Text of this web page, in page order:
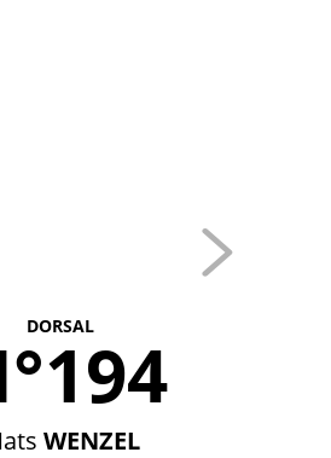
DORSAL
WENZEL